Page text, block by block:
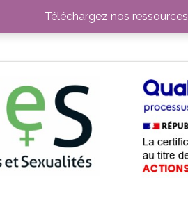
PAR LE CERHES® FRANCE
Téléchargez nos